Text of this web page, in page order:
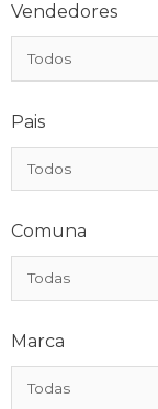
Vendedores
Pais
Comuna
Marca